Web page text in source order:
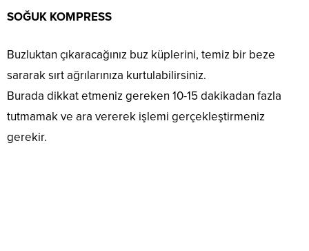
SOĞUK KOMPRESS
Buzluktan çıkaracağınız buz küplerini, temiz bir beze
sararak sırt ağrılarınıza kurtulabilirsiniz.
Burada dikkat etmeniz gereken 10-15 dakikadan fazla
tutmamak ve ara vererek işlemi gerçekleştirmeniz
gerekir.